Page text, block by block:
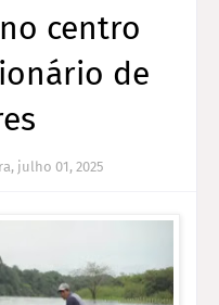
centro
de
julho 01, 2025